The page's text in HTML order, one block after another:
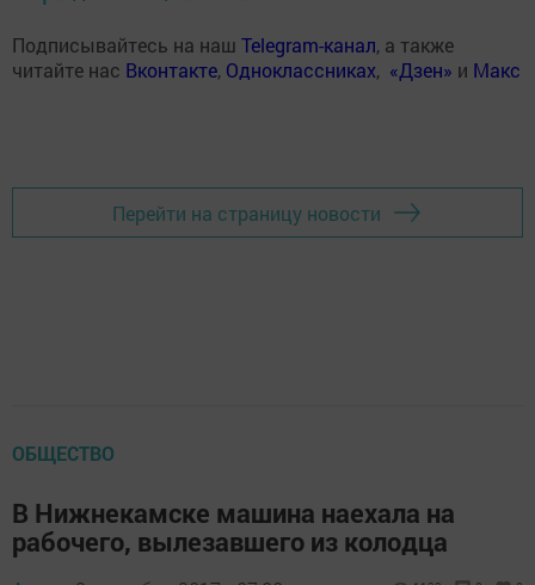
Подписывайтесь на наш Telegram-канал, а также
читайте нас Вконтакте, Одноклассниках, «Дзен» и Макс
Перейти на страницу новости
ОБЩЕСТВО
В Нижнекамске машина наехала на
рабочего, вылезавшего из колодца